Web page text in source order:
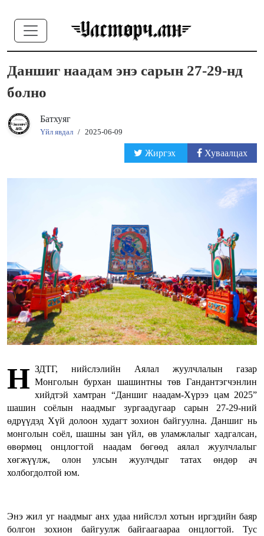
Даншиг наадам энэ сарын 27-29-нд
болно
Батхуяг
Үйл явдал / 2025-06-09
Жиргэх Хуваалцах
Н ЗДТГ, нийслэлийн Аялал жуулчлалын газар
Монголын бурхан шашинтны төв Гандантэгчэнлин
хийдтэй хамтран “Даншиг наадам-Хүрээ цам 2025”
шашин соёлын наадмыг зургаадугаар сарын 27-29-ний
өдрүүдэд Хүй долоон худагт зохион байгуулна. Даншиг нь
монголын соёл, шашны зан үйл, өв уламжлалыг хадгалсан,
өвөрмөц онцлогтой наадам бөгөөд аялал жуулчлалыг
хөгжүүлж, олон улсын жуулчдыг татах өндөр ач
холбогдолтой юм.
Энэ жил уг наадмыг анх удаа нийслэл хотын иргэдийн баяр
болгон зохион байгуулж байгаагаараа онцлогтой. Тус